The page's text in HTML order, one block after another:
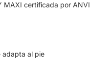
MAXI certificada por
adapta al pie